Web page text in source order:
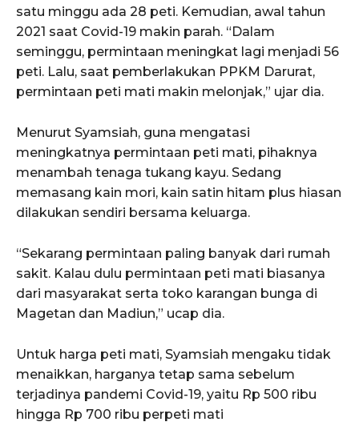
satu minggu ada 28 peti. Kemudian, awal tahun
2021 saat Covid-19 makin parah. “Dalam
seminggu, permintaan meningkat lagi menjadi 56
peti. Lalu, saat pemberlakukan PPKM Darurat,
permintaan peti mati makin melonjak,” ujar dia.
Menurut Syamsiah, guna mengatasi
meningkatnya permintaan peti mati, pihaknya
menambah tenaga tukang kayu. Sedang
memasang kain mori, kain satin hitam plus hiasan
dilakukan sendiri bersama keluarga.
“Sekarang permintaan paling banyak dari rumah
sakit. Kalau dulu permintaan peti mati biasanya
dari masyarakat serta toko karangan bunga di
Magetan dan Madiun,” ucap dia.
Untuk harga peti mati, Syamsiah mengaku tidak
menaikkan, harganya tetap sama sebelum
terjadinya pandemi Covid-19, yaitu Rp 500 ribu
hingga Rp 700 ribu perpeti mati